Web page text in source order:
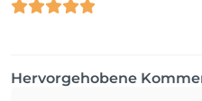
Hervorgehobene